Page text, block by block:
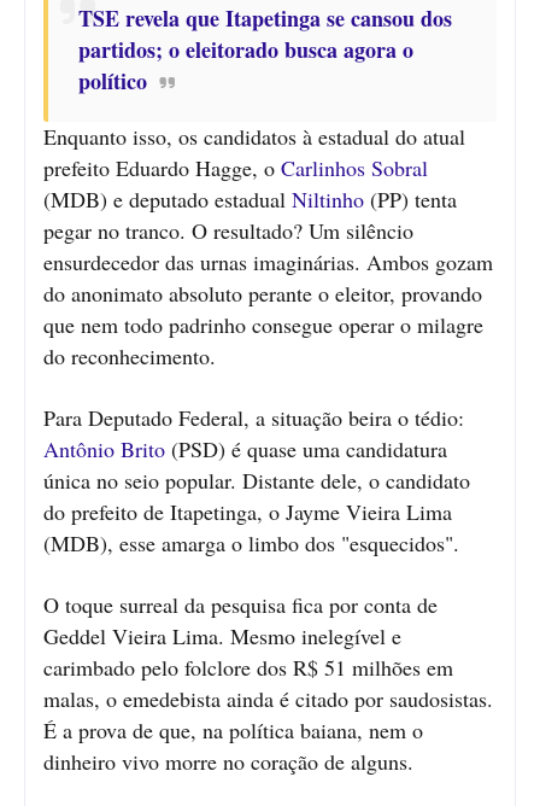
TSE revela que Itapetinga se cansou dos
partidos; o eleitorado busca agora o
político
Enquanto isso, os candidatos à estadual do atual
prefeito Eduardo Hagge, o Carlinhos Sobral
(MDB) e deputado estadual Niltinho (PP) tenta
pegar no tranco. O resultado? Um silêncio
ensurdecedor das urnas imaginárias. Ambos gozam
do anonimato absoluto perante o eleitor, provando
que nem todo padrinho consegue operar o milagre
do reconhecimento.
Para Deputado Federal, a situação beira o tédio:
Antônio Brito (PSD) é quase uma candidatura
única no seio popular. Distante dele, o candidato
do prefeito de Itapetinga, o Jayme Vieira Lima
(MDB), esse amarga o limbo dos "esquecidos".
O toque surreal da pesquisa fica por conta de
Geddel Vieira Lima. Mesmo inelegível e
carimbado pelo folclore dos R$ 51 milhões em
malas, o emedebista ainda é citado por saudosistas.
É a prova de que, na política baiana, nem o
dinheiro vivo morre no coração de alguns.